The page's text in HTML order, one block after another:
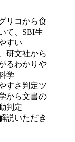
リコから食
て、SBI生
すい
研文社から
るわかりや
学
すさ判定ツ
から文書の
判定
説いただき